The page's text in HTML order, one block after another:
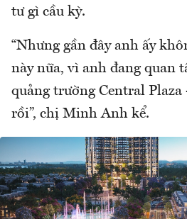
tư gì cầu kỳ.
“Nhưng gần đây anh ấy
này nữa, vì anh đang quan
quảng trường Central
rồi”, chị Minh Anh kể.